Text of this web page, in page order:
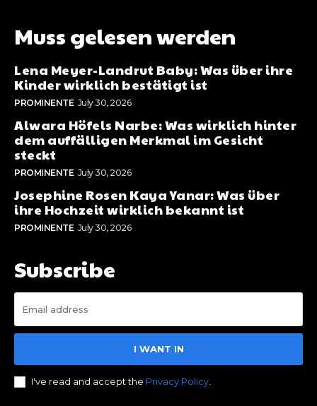
Muss gelesen werden
Lena Meyer-Landrut Baby: Was über ihre
Kinder wirklich bestätigt ist
PROMINENTE July 30, 2026
Alwara Höfels Narbe: Was wirklich hinter
dem auffälligen Merkmal im Gesicht
steckt
PROMINENTE July 30, 2026
Josephine Rosen Kaya Yanar: Was über
ihre Hochzeit wirklich bekannt ist
PROMINENTE July 30, 2026
Subscribe
I WANT IN
I've read and accept the Privacy Policy